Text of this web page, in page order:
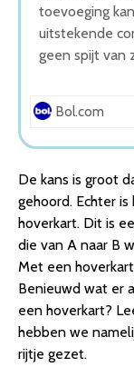
toevoeging
uitstekende
geen spijt van
Bol.com
De kans is groot
gehoord. Echter
hoverkart. Dit is
die van A naar B
Met een
Benieuwd wat er
een hoverkart?
hebben we
rijtje gezet.